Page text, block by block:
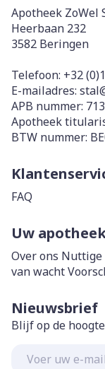
Apotheek ZoWel
Heerbaan 232
3582 Beringen
Telefoon: +32
E-mailadres:
APB nummer:
Apotheek
BTW nummer:
FAQ
Uw
Over ons Nuttige
van wacht
Nieuwsbrief
Blijf op de